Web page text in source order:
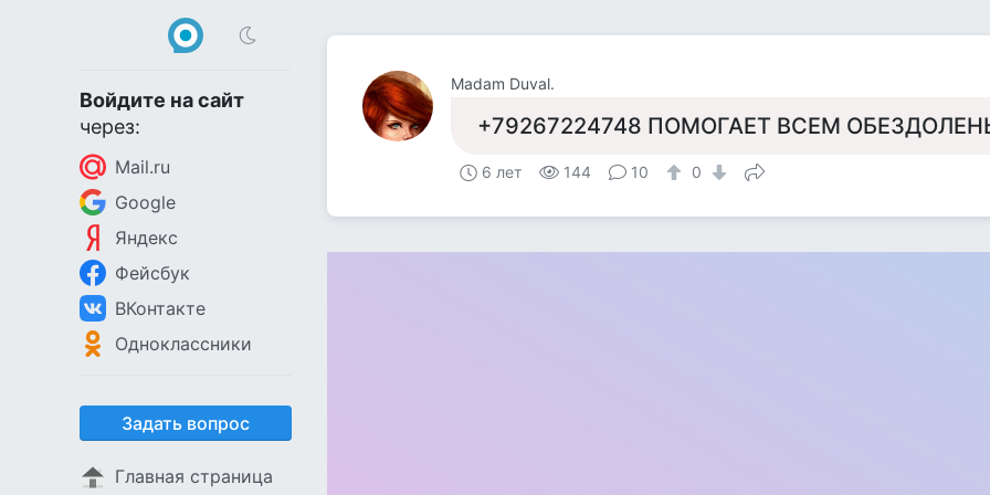
Войдите на сайт
через:
Mail.ru
Google
Яндекс
Фейсбук
ВКонтакте
Одноклассники
Задать вопрос
Главная страница
Madam Duval.
+79267224748 ПОМОГАЕТ ВСЕМ
6 лет 144 10 0